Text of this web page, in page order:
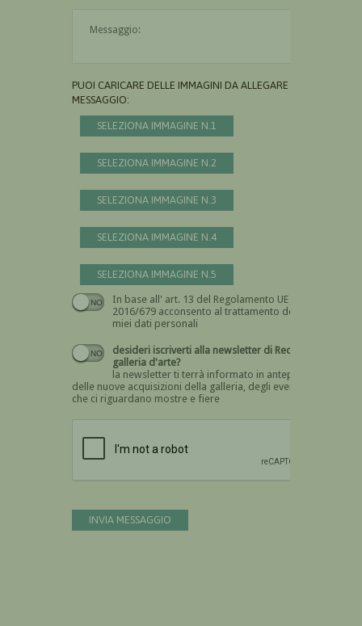
PUOI CARICARE DELLE IMMAGINI DA ALLEGARE AL
MESSAGGIO:
SELEZIONA IMMAGINE N.1
SELEZIONA IMMAGINE N.2
SELEZIONA IMMAGINE N.3
SELEZIONA IMMAGINE N.4
SELEZIONA IMMAGINE N.5
In base all' art. 13 del Regolamento UE n.
2016/679 acconsento al trattamento dei
miei dati personali
Devi dare il consenso
desideri iscriverti alla newsletter di Recta
galleria d'arte?
la newsletter ti terrà informato in anteprima
delle nuove acquisizioni della galleria, degli eventi
che ci riguardano mostre e fiere
INVIA MESSAGGIO